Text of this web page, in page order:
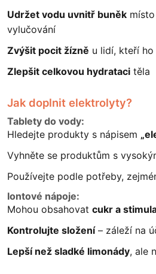
Udržet vodu uvnitř buněk
vylučování
Zvýšit pocit žízně u lidí, kteří ho
Zlepšit celkovou hydrataci těla
Jak doplnit elektrolyty?
Tablety do vody:
Hledejte produkty s nápisem
Vyhněte se produktům s
Používejte podle potřeby,
Iontové nápoje:
Mohou obsahovat cukr a
Kontrolujte složení– záleží na
Lepší než sladké limonády, ale